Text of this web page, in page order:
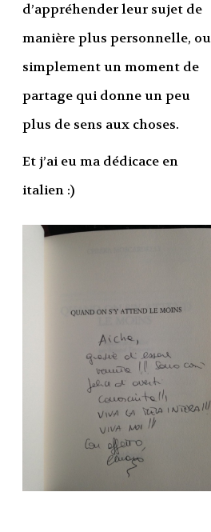
d’appréhender leur sujet de
manière plus personnelle, ou
simplement un moment de
partage qui donne un peu
plus de sens aux choses.
Et j’ai eu ma dédicace en
italien :)